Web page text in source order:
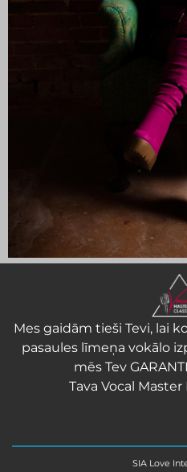
Mes gaidām tieši Tevi, lai
pasaules līmeņa vokālo
mēs Tev
Tava Vocal
SIA Love